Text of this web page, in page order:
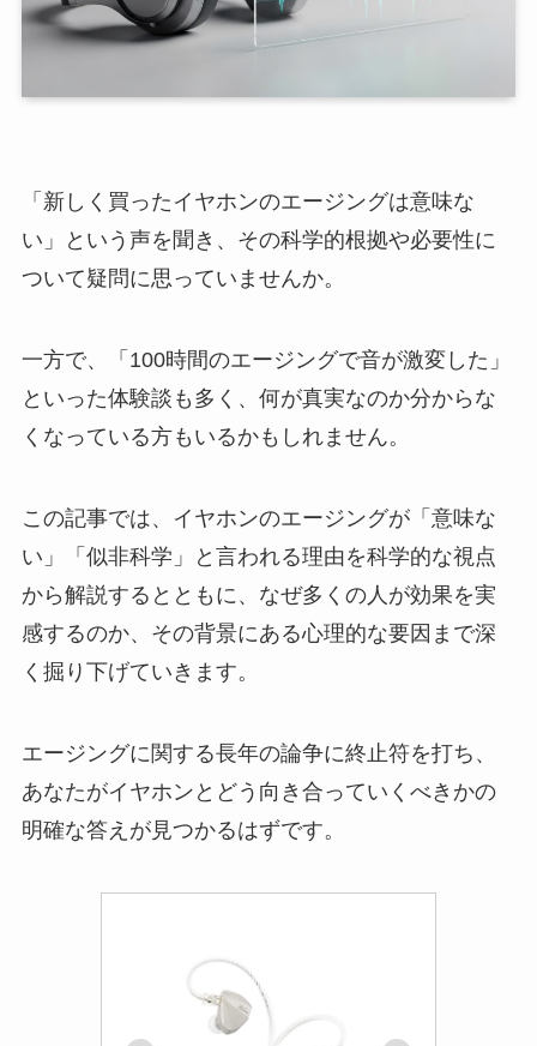
「新しく買ったイヤホンのエージングは意味な
い」という声を聞き、その科学的根拠や必要性に
ついて疑問に思っていませんか。
一方で、「100時間のエージングで音が激変した」
といった体験談も多く、何が真実なのか分からな
くなっている方もいるかもしれません。
この記事では、イヤホンのエージングが「意味な
い」「似非科学」と言われる理由を科学的な視点
から解説するとともに、なぜ多くの人が効果を実
感するのか、その背景にある心理的な要因まで深
く掘り下げていきます。
エージングに関する長年の論争に終止符を打ち、
あなたがイヤホンとどう向き合っていくべきかの
明確な答えが見つかるはずです。